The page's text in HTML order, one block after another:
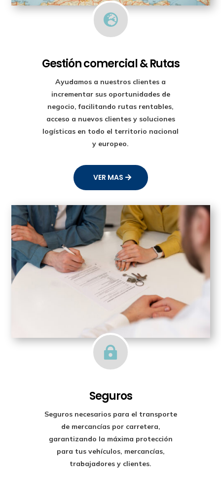

Gestión comercial & Rutas
Ayudamos a nuestros clientes a
incrementar sus oportunidades de
negocio, facilitando rutas rentables,
acceso a nuevos clientes y soluciones
logísticas en todo el territorio nacional
y europeo.
VER MAS

Seguros
Seguros necesarios para el transporte
de mercancías por carretera,
garantizando la máxima protección
para tus vehículos, mercancías,
trabajadores y clientes.